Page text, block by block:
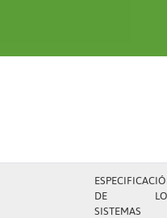
DE
SISTEMAS